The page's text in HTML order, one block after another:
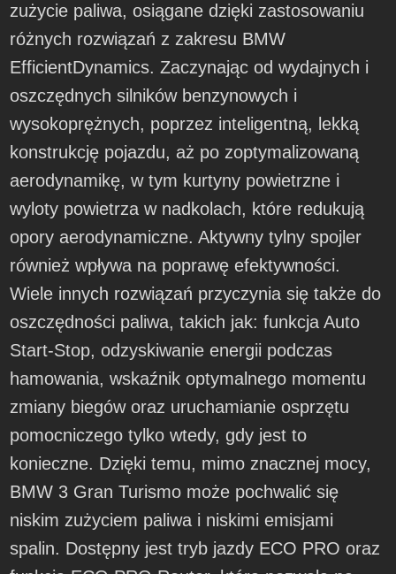
zużycie paliwa, osiągane dzięki zastosowaniu
różnych rozwiązań z zakresu BMW
EfficientDynamics. Zaczynając od wydajnych i
oszczędnych silników benzynowych i
wysokoprężnych, poprzez inteligentną, lekką
konstrukcję pojazdu, aż po zoptymalizowaną
aerodynamikę, w tym kurtyny powietrzne i
wyloty powietrza w nadkolach, które redukują
opory aerodynamiczne. Aktywny tylny spojler
również wpływa na poprawę efektywności.
Wiele innych rozwiązań przyczynia się także do
oszczędności paliwa, takich jak: funkcja Auto
Start-Stop, odzyskiwanie energii podczas
hamowania, wskaźnik optymalnego momentu
zmiany biegów oraz uruchamianie osprzętu
pomocniczego tylko wtedy, gdy jest to
konieczne. Dzięki temu, mimo znacznej mocy,
BMW 3 Gran Turismo może pochwalić się
niskim zużyciem paliwa i niskimi emisjami
spalin. Dostępny jest tryb jazdy ECO PRO oraz